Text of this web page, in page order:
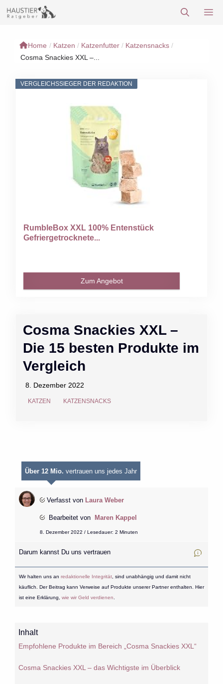
Inhalt
Home / Katzen / Katzenfutter / Katzensnacks /
Cosma Snackies XXL –...
Cosma Snackies XXL –
Die 15 besten Produkte im
Vergleich
8. Dezember 2022
KATZEN KATZENSNACKS
VERGLEICHSSIEGER DER REDAKTION
RumbleBox XXL 100% Entenstück
Gefriergetrocknete...
Zum Angebot
Über 12 Mio. vertrauen uns jedes Jahr
Verfasst von Laura Weber
Bearbeitet von Maren Kappel
8. Dezember 2022 / Lesedauer: 2 Minuten
Darum kannst Du uns vertrauen
Wir halten uns an redaktionelle Integrität, sind unabhängig und damit nicht
käuflich. Der Beitrag kann Verweise auf Produkte unserer Partner enthalten. Hier
ist eine Erklärung, wie wir Geld verdienen
Inhalt
Empfohlene Produkte im Bereich „Cosma Snackies XXL“
Cosma Snackies XXL – das Wichtigste im Überblick